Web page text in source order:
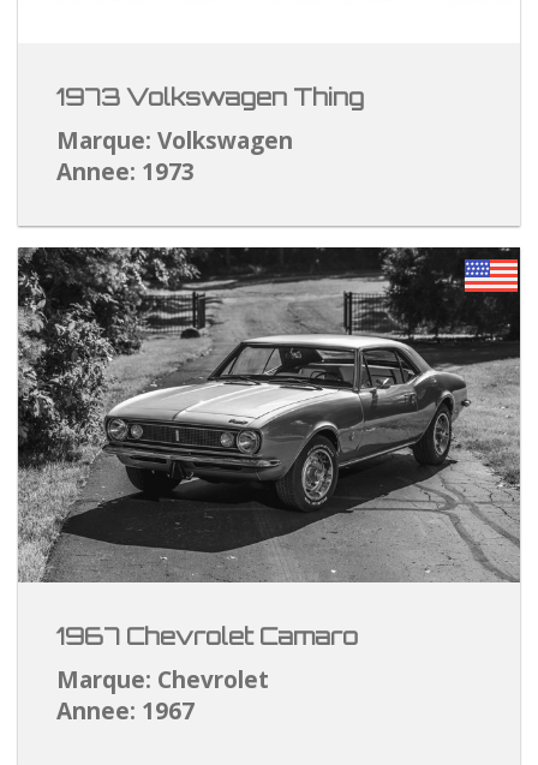
1973 Volkswagen Thing
Marque: Volkswagen
Annee: 1973
1967 Chevrolet Camaro
Marque: Chevrolet
Annee: 1967